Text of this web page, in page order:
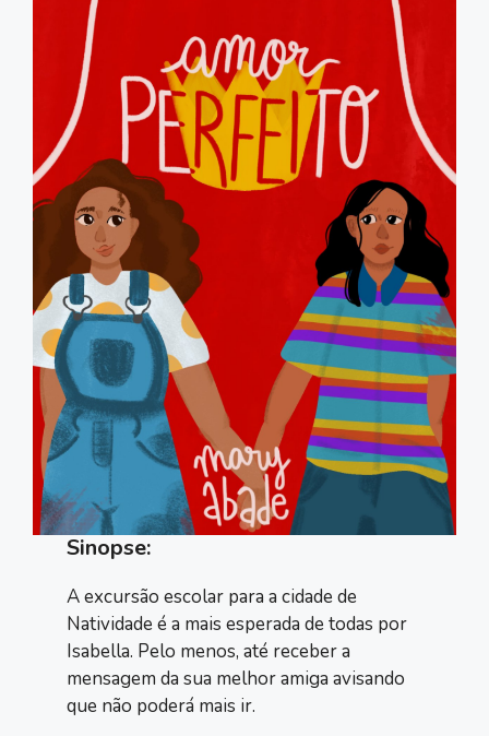
Sinopse:
A excursão escolar para a cidade de
Natividade é a mais esperada de todas por
Isabella. Pelo menos, até receber a
mensagem da sua melhor amiga avisando
que não poderá mais ir.